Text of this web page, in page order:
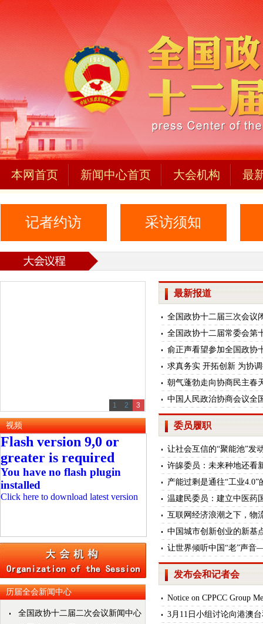
本网首页 新闻中心首页 大会机构 最
记者约访 采访须知
1 2 3
视频
Flash version 9,0 or
greater is required
You have no flash plugin
installed
Click here to download latest version
历届全会新闻中心
全国政协十二届二次会议新闻中心
最新报道
全国政协十二届三次会议
全国政协十二届常委会第
俞正声看望参加全国政协
求真务实 开拓创新 为协
朝气蓬勃走向协商民主
中国人民政治协商会议
委员履职
让社会互信的“聚能池”
许皞委员：未来种地还看
产能过剩是通往“工业4.0”
温建民委员：建立中医药
互联网经济浪潮之下，物
中国城市创新创业的新
让世界倾听中国“老”声
发布会和记者会
Notice on CPPCC Group
3月11日小组讨论向港澳